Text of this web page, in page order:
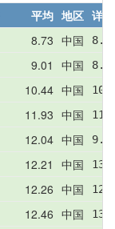
平均 地区 详情
8.73 中国
9.01 中国
10.44 中国
11.93 中国
12.04 中国
12.21 中国
12.26 中国
12.46 中国